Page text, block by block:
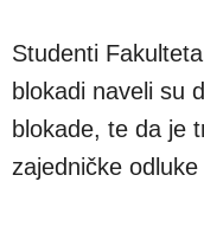
Studenti
blokadi naveli su
blokade, te da je
zajedničke